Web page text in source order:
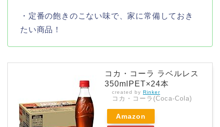
・定番の飽きのこない味で、家に常備しておき
たい商品！
コカ・コーラ ラベルレス
350mlPET×24本
created by Rinker
コカ・コーラ(Coca-Cola)
Amazon